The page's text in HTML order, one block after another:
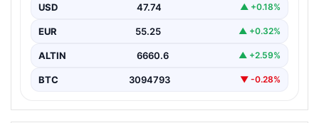
USD 47.74 ▲ +0.18%
EUR 55.25 ▲ +0.32%
ALTIN 6660.6 ▲ +2.59%
BTC 3094793 ▼ -0.28%